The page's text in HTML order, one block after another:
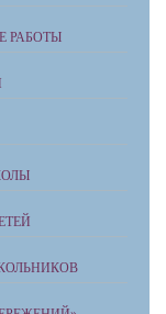
РАБОТЫ